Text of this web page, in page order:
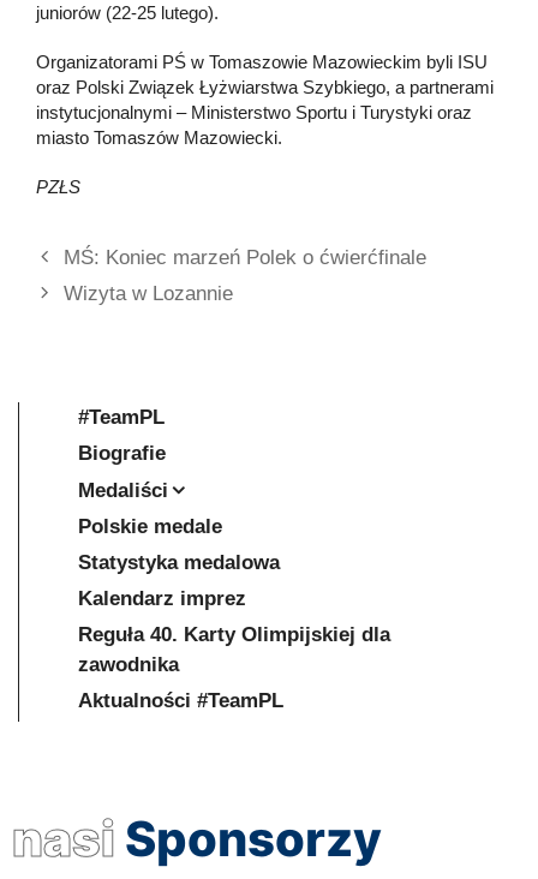
juniorów (22-25 lutego).
Organizatorami PŚ w Tomaszowie Mazowieckim byli ISU
oraz Polski Związek Łyżwiarstwa Szybkiego, a partnerami
instytucjonalnymi – Ministerstwo Sportu i Turystyki oraz
miasto Tomaszów Mazowiecki.
PZŁS
MŚ: Koniec marzeń Polek o ćwierćfinale
Wizyta w Lozannie
#TeamPL
Biografie
Medaliści
Polskie medale
Statystyka medalowa
Kalendarz imprez
Reguła 40. Karty Olimpijskiej dla
zawodnika
Aktualności #TeamPL
nasi Sponsorzy